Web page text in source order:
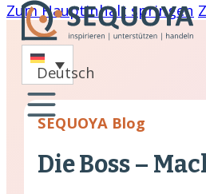
Zum Hauptinhalt springen
Deutsch
SEQUOYA Blog
Die Boss –